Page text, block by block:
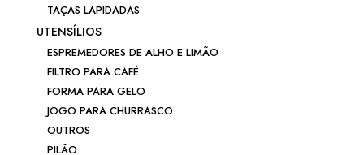
TAÇAS LAPIDADAS
UTENSÍLIOS
ESPREMEDORES DE ALHO E LIMÃO
FILTRO PARA CAFÉ
FORMA PARA GELO
JOGO PARA CHURRASCO
OUTROS
PILÃO